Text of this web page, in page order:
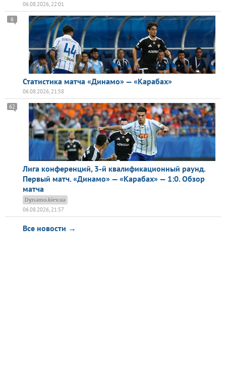
06.08.2026, 22:01
Статистика матча «Динамо» — «Карабах»
6
06.08.2026, 21:58
Лига конференций, 3-й квалификационный раунд.
Первый матч. «Динамо» — «Карабах» — 1:0. Обзор
матча
62
Dynamo.kiev.ua
06.08.2026, 21:57
Все новости →